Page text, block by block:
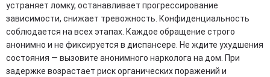
устраняет ломку, останавливает прогрессирование
зависимости, снижает тревожность. Конфиденциальность
соблюдается на всех этапах. Каждое обращение строго
анонимно и не фиксируется в диспансере. Не ждите ухудшения
состояния — вызовите анонимного нарколога на дом. При
задержке возрастает риск органических поражений и